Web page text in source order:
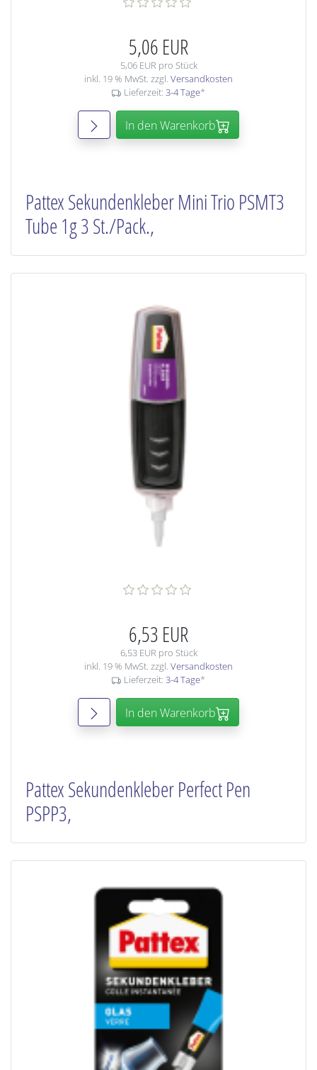
5,06 EUR
5,06 EUR pro Stück
inkl. 19 % MwSt. zzgl. Versandkosten
Lieferzeit: 3-4 Tage*
In den Warenkorb
Pattex Sekundenkleber Mini Trio PSMT3
Tube 1g 3 St./Pack.,
6,53 EUR
6,53 EUR pro Stück
inkl. 19 % MwSt. zzgl. Versandkosten
Lieferzeit: 3-4 Tage*
In den Warenkorb
Pattex Sekundenkleber Perfect Pen
PSPP3,